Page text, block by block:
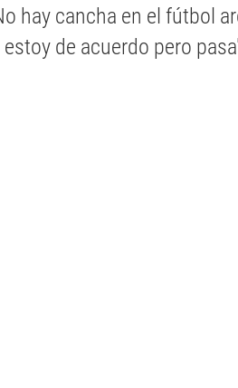
hay cancha en el fútbol
de acuerdo pero